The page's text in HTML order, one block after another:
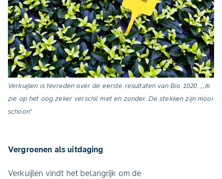
Verkuijlen is tevreden over de eerste resultaten van Bio 1020. ,,Ik
zie op het oog zeker verschil met en zonder. De stekken zijn mooi
schoon"
Vergroenen als uitdaging
Verkuijlen vindt het belangrijk om de